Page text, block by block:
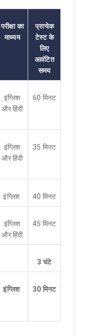
परीक्षा का
माध्यम
प्रत्येक
टेस्ट के
लिए
आवंटित
समय
इंग्लिश
और हिंदी
60 मिनट
इंग्लिश
और हिंदी
35 मिनट
इंग्लिश 40 मिनट
इंग्लिश
और हिंदी
45 मिनट
3 घंटे
इंग्लिश 30 मिनट